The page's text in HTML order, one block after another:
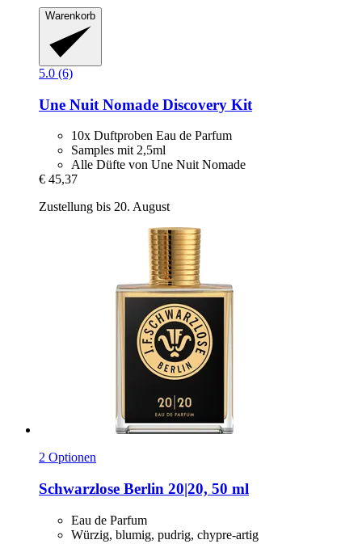
Warenkorb
5.0 (6)
Une Nuit Nomade Discovery Kit
10x Duftproben Eau de Parfum
Samples mit 2,5ml
Alle Düfte von Une Nuit Nomade
€ 45,37
Zustellung bis 20. August
2 Optionen
Schwarzlose Berlin 20|20, 50 ml
Eau de Parfum
Würzig, blumig, pudrig, chypre-artig